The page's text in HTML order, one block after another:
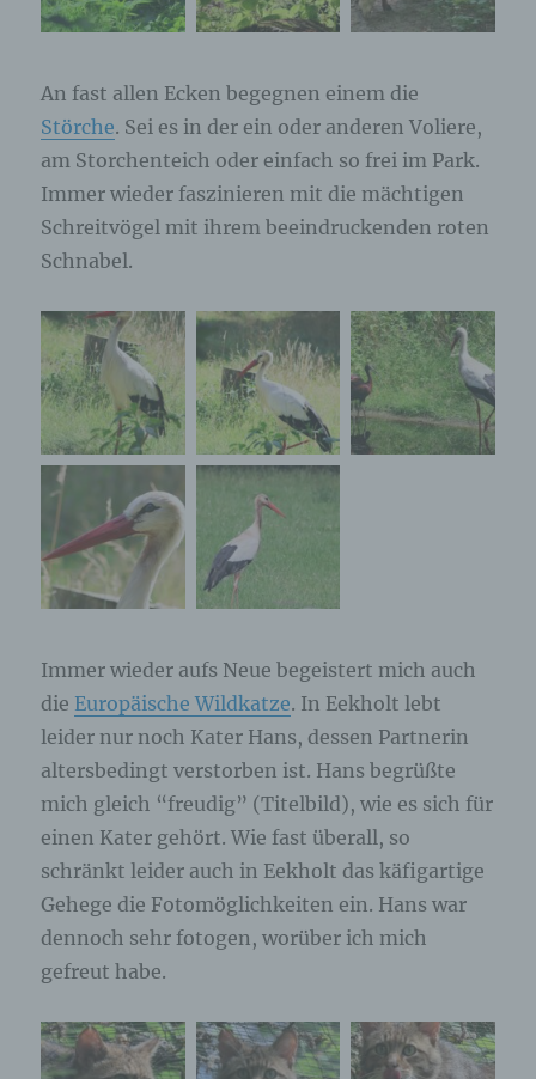
An fast allen Ecken begegnen einem die
Störche. Sei es in der ein oder anderen Voliere,
am Storchenteich oder einfach so frei im Park.
Immer wieder faszinieren mit die mächtigen
Schreitvögel mit ihrem beeindruckenden roten
Schnabel.
Immer wieder aufs Neue begeistert mich auch
die Europäische Wildkatze. In Eekholt lebt
leider nur noch Kater Hans, dessen Partnerin
altersbedingt verstorben ist. Hans begrüßte
mich gleich “freudig” (Titelbild), wie es sich für
einen Kater gehört. Wie fast überall, so
schränkt leider auch in Eekholt das käfigartige
Gehege die Fotomöglichkeiten ein. Hans war
dennoch sehr fotogen, worüber ich mich
gefreut habe.